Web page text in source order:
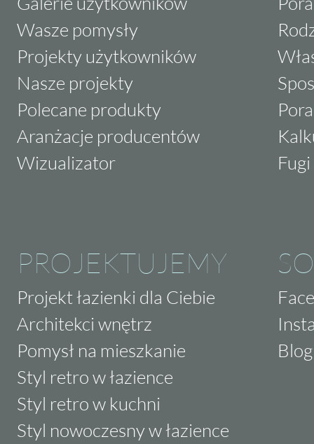
Wasze pomysły
Projekty użytkowników
Nasze projekty
Polecane produkty
Aranżacje producentów
Wizualizator
PROJEKTUJEMY
Projekt łazienki dla Ciebie
Architekci wnętrz
Pomysł na mieszkanie
Styl retro w łazience
Styl retro w kuchni
Styl nowoczesny w łazience
Blog